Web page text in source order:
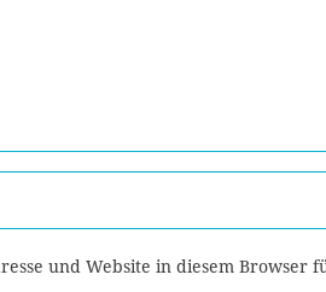
und Website in diesem Browser